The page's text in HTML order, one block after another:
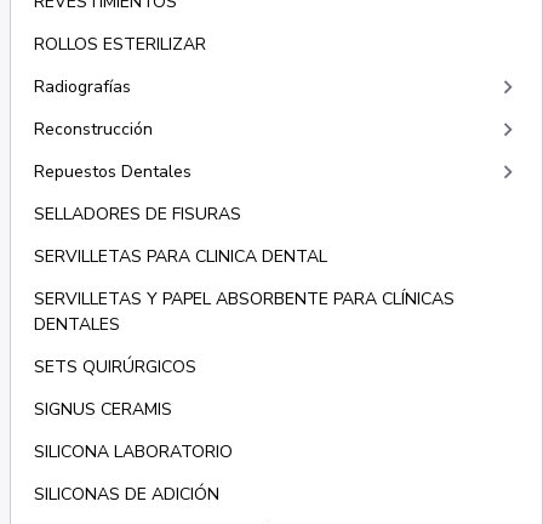
ROLLOS ESTERILIZAR
Radiografías
keyboard_arrow_right
Reconstrucción keyboard_arrow_right
Repuestos Dentales keyboard_arrow_right
SELLADORES DE FISURAS
SERVILLETAS PARA CLINICA DENTAL
SERVILLETAS Y PAPEL ABSORBENTE PARA CLÍNICAS
DENTALES
SETS QUIRÚRGICOS
SIGNUS CERAMIS
SILICONA LABORATORIO
SILICONAS DE ADICIÓN